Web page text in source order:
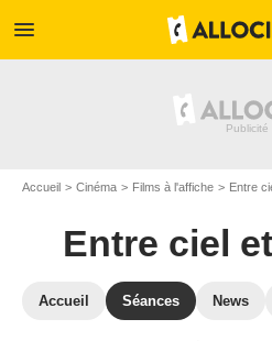
menu
Accueil Cinéma Films à l'affiche Entre
Entre ciel
Accueil Séances News